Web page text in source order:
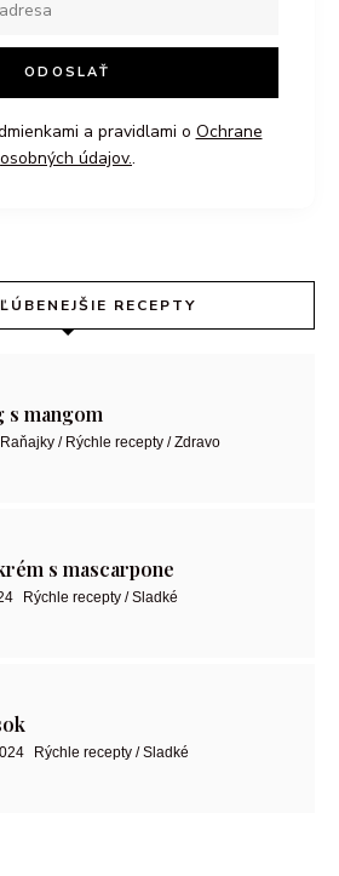
a pravidlami o Ochrane
osobných údajov..
RECEPTY
s mangom
Raňajky / Rýchle recepty / Zdravo
s mascarpone
Rýchle recepty / Sladké
Rýchle recepty / Sladké